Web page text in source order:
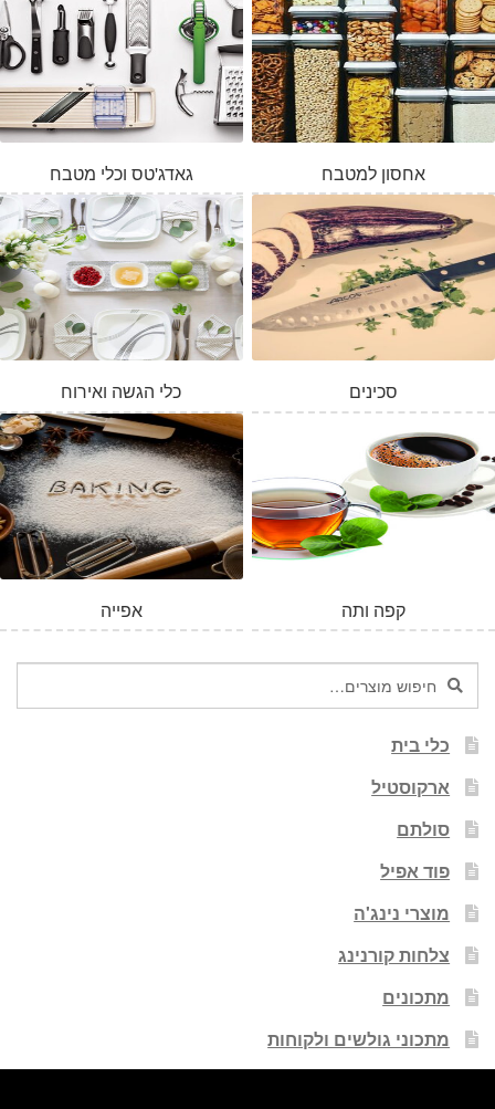
גאדג'טס וכלי מטבח אחסון למטבח
כלי הגשה ואירוח סכינים
אפייה קפה ותה
חיפוש
עבור:
חיפוש
כלי בית
ארקוסטיל
סולתם
פוד אפיל
מוצרי נינג'ה
צלחות קורנינג
מתכונים
מתכוני גולשים ולקוחות